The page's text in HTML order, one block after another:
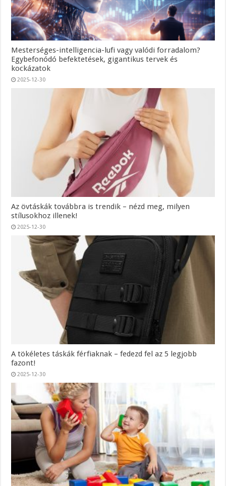
Mesterséges-intelligencia-lufi vagy valódi forradalom?
Egybefonódó befektetések, gigantikus tervek és
kockázatok
2025-12-30
Az övtáskák továbbra is trendik – nézd meg, milyen
stílusokhoz illenek!
2025-12-30
A tökéletes táskák férfiaknak – fedezd fel az 5 legjobb
fazont!
2025-12-30